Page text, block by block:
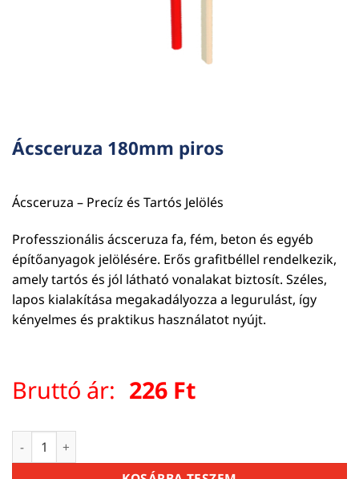
Ácsceruza 180mm piros
Ácsceruza – Precíz és Tartós Jelölés
Professzionális ácsceruza fa, fém, beton és egyéb
építőanyagok jelölésére. Erős grafitbéllel rendelkezik,
amely tartós és jól látható vonalakat biztosít. Széles,
lapos kialakítása megakadályozza a legurulást, így
kényelmes és praktikus használatot nyújt.
Bruttó ár: 226 Ft
Ácsceruza 180mm piros mennyiség